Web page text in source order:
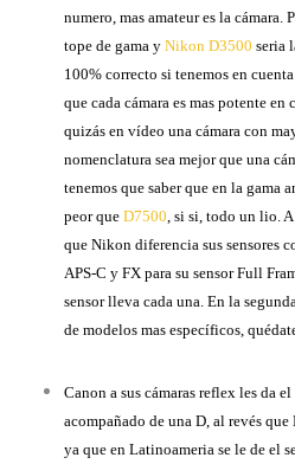
numero, mas amateur es la
tope de gama yNikon D3500 seria
100% correcto si tenemos en
que cada cámara es mas potente
quizás en vídeo una cámara con
nomenclatura sea mejor que una
tenemos que saber que en la gama
peor queD7500, si si, todo un lio. A
que Nikon diferencia sus sensores
APS-C y FX para su sensor Full
sensor lleva cada una. En la
de modelos mas específicos,
Canon a sus cámaras reflex les da
acompañado de una D, al revés
ya que en Latinoameria se le de el